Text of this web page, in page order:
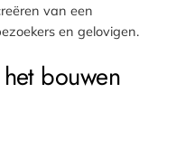
van een
en gelovigen.
bouwen